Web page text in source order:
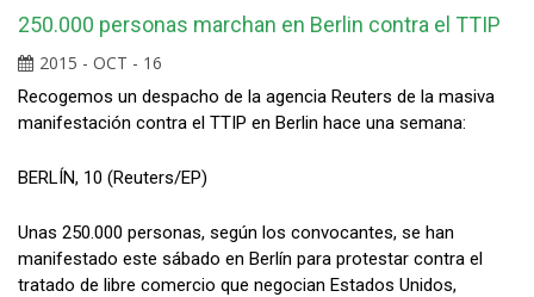
250.000 personas marchan en Berlin contra el TTIP
2015 - OCT - 16
Recogemos un despacho de la agencia Reuters de la masiva
manifestación contra el TTIP en Berlin hace una semana:
BERLÍN, 10 (Reuters/EP)
Unas 250.000 personas, según los convocantes, se han
manifestado este sábado en Berlín para protestar contra el
tratado de libre comercio que negocian Estados Unidos,